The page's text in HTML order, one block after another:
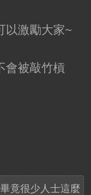
以激勵大家~
會被敲竹槓
竟很少人士這麼